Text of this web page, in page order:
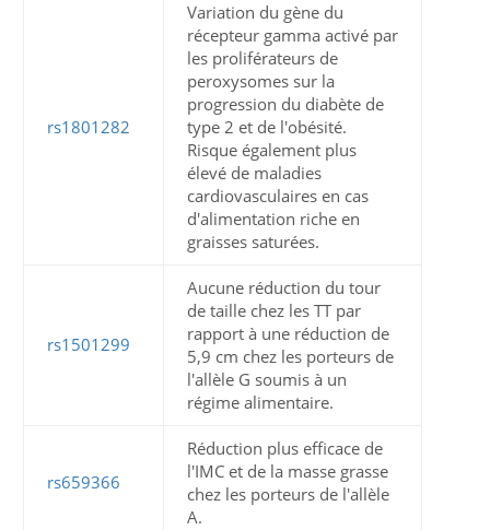
rs1801282
Variation du gène du
récepteur gamma activé par
les proliférateurs de
peroxysomes sur la
progression du diabète de
type 2 et de l'obésité.
Risque également plus
élevé de maladies
cardiovasculaires en cas
d'alimentation riche en
graisses saturées.
rs1501299
Aucune réduction du tour
de taille chez les TT par
rapport à une réduction de
5,9 cm chez les porteurs de
l'allèle G soumis à un
régime alimentaire.
rs659366
Réduction plus efficace de
l'IMC et de la masse grasse
chez les porteurs de l'allèle
A.